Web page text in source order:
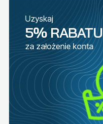
Uzyskaj
5% RABATU
za założenie konta